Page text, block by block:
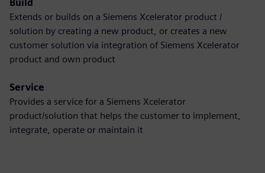
Build
Extends or builds on a Siemens Xcelerator product /
solution by creating a new product, or creates a new
customer solution via integration of Siemens Xcelerator
product and own product
Service
Provides a service for a Siemens Xcelerator
product/solution that helps the customer to implement,
integrate, operate or maintain it